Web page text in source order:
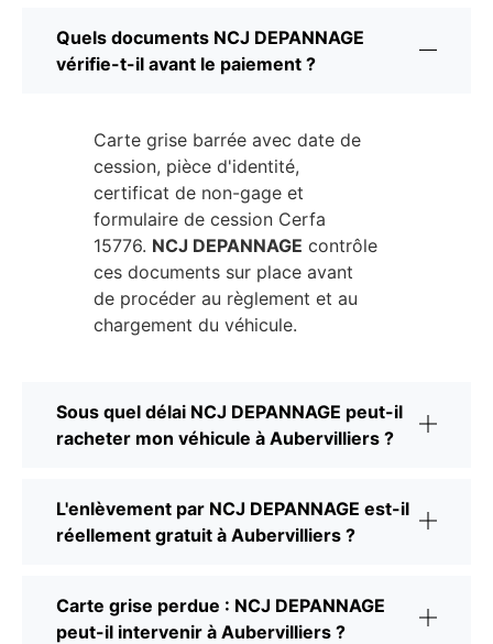
Quels documents NCJ DEPANNAGE
vérifie-t-il avant le paiement ?
Carte grise barrée avec date de
cession, pièce d'identité,
certificat de non-gage et
formulaire de cession Cerfa
15776. NCJ DEPANNAGE contrôle
ces documents sur place avant
de procéder au règlement et au
chargement du véhicule.
Sous quel délai NCJ DEPANNAGE peut-il
racheter mon véhicule à Aubervilliers ?
L'enlèvement par NCJ DEPANNAGE est-il
réellement gratuit à Aubervilliers ?
Carte grise perdue : NCJ DEPANNAGE
peut-il intervenir à Aubervilliers ?